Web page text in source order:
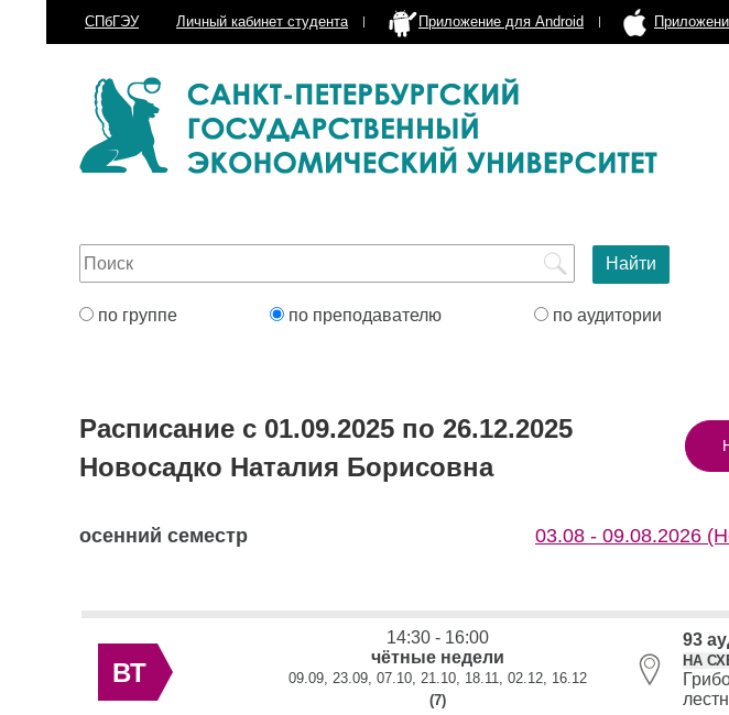
СПбГЭУ Личный кабинет студента Приложение для Android
по группе по преподавателю по аудитории
Расписание с 01.09.2025 по 26.12.2025
Новосадко Наталия Борисовна
осенний семестр 03.08 - 09.08.2026
ВТ
14:30 - 16:00
чётные недели
09.09, 23.09, 07.10, 21.10, 18.11, 02.12, 16.12
(7)
93
НА